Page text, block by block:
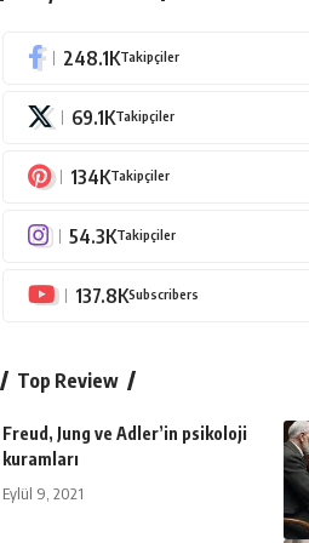
248.1KTakipçiler
69.1KTakipçiler
134KTakipçiler
54.3KTakipçiler
137.8KSubscribers
Top Review
Freud, Jung ve Adler’in psikoloji
kuramları
Eylül 9, 2021